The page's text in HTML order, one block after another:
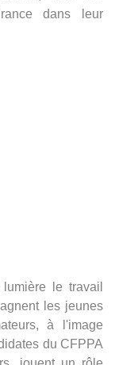
dans leur
le travail
les jeunes
à l'image
du CFPPA